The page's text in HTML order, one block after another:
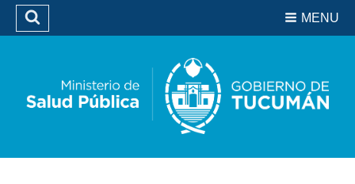
Biblioteca
MENU
Buscar